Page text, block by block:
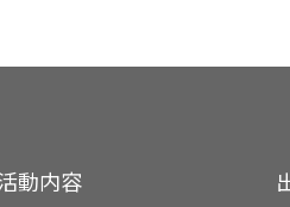
動内容